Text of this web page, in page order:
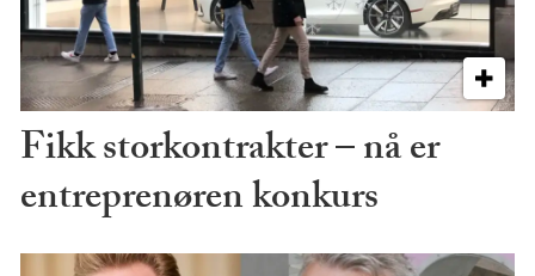
Fikk storkontrakter – nå er
entreprenøren konkurs